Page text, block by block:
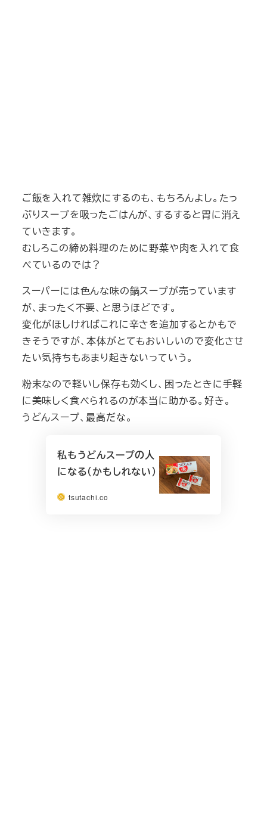
ご飯を入れて雑炊にするのも、もちろんよし。たっ
ぷりスープを吸ったごはんが、するすると胃に消え
ていきます。
むしろこの締め料理のために野菜や肉を入れて食
べているのでは？
スーパーには色んな味の鍋スープが売っています
が、まったく不要、と思うほどです。
変化がほしければこれに辛さを追加するとかもで
きそうですが、本体がとてもおいしいので変化させ
たい気持ちもあまり起きないっていう。
粉末なので軽いし保存も効くし、困ったときに手軽
に美味しく食べられるのが本当に助かる。好き。
うどんスープ、最高だな。
私もうどんスープの人
になる（かもしれない）
tsutachi.co